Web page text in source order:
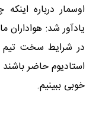
اوسمار درباره
یادآور شد: هواداران
در شرایط سخت تیم
استادیوم حاضر
خوبی ببینیم.